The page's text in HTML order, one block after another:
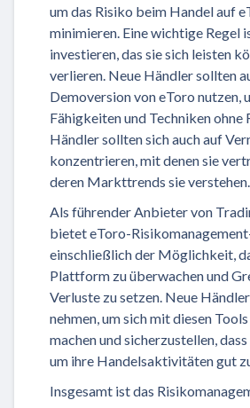
um das Risiko beim Handel auf
minimieren. Eine wichtige Regel
investieren, das sie sich leisten
verlieren. Neue Händler sollten
Demoversion von eToro nutzen,
Fähigkeiten und Techniken ohne
Händler sollten sich auch auf
konzentrieren, mit denen sie
deren Markttrends sie verstehen.
Als führender Anbieter von
bietet eToro-
einschließlich der Möglichkeit,
Plattform zu überwachen und
Verluste zu setzen. Neue
nehmen, um sich mit diesen
machen und sicherzustellen,
um ihre Handelsaktivitäten gut
Insgesamt ist das